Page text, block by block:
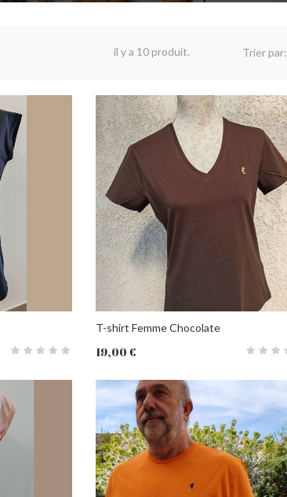
il y a 10 produit.
Trier par:
T-shirt Femme Chocolate
19,00 €